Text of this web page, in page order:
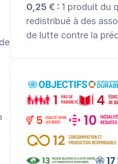
0,25 € : 1 produit du
redistribué à des
de lutte contre la